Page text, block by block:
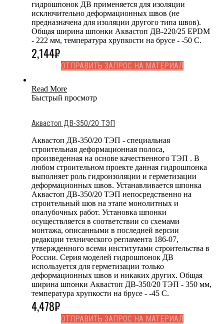
гидрошпонок ДВ применяется для изоляции
исключительно деформационных швов (не
предназначена для изоляции другого типа швов).
Общая ширина шпонки Аквастоп ДВ-220/25 EPDM
- 222 мм, температура хрупкости на брусе - -50 С.
2,144₽
ОТПРАВИТЬ ЗАПРОС НА МАТЕРИАЛ
Read More
Быстрый просмотр
Аквастоп ДВ-350/20 ТЭП
Аквастоп ДВ-350/20 ТЭП - специальная
строительная деформационная полоса,
произведенная на основе качественного ТЭП . В
любом строительном проекте данная гидрошпонка
выполняет роль гидроизоляции и герметизации
деформационных швов. Устанавливается шпонка
Аквастоп ДВ-350/20 ТЭП непосредственно на
строительный шов на этапе монолитных и
опалубочных работ. Установка шпонки
осуществляется в соответствии со схемами
монтажа, описанными в последней версии
редакции технического регламента 186-07,
утвержденного всеми институтами строительства в
России. Серия моделей гидрошпонок ДВ
используется для герметизации только
деформационных швов и никаких других. Общая
ширина шпонки Аквастоп ДВ-350/20 ТЭП - 350 мм,
температура хрупкости на брусе - -45 С.
4,478₽
ОТПРАВИТЬ ЗАПРОС НА МАТЕРИАЛ